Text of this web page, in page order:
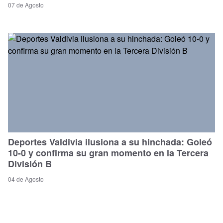
07 de Agosto
Deportes Valdivia ilusiona a su hinchada: Goleó
10-0 y confirma su gran momento en la Tercera
División B
04 de Agosto